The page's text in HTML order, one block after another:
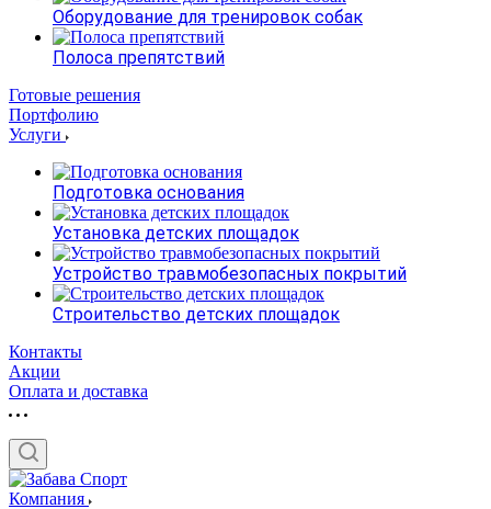
Оборудование для тренировок собак
Полоса препятствий
Готовые решения
Портфолию
Услуги
Подготовка основания
Установка детских площадок
Устройство травмобезопасных покрытий
Строительство детских площадок
Контакты
Акции
Оплата и доставка
Компания